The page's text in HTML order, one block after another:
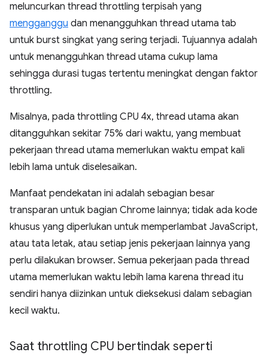
meluncurkan thread throttling terpisah yang
mengganggu dan menangguhkan thread utama tab
untuk burst singkat yang sering terjadi. Tujuannya adalah
untuk menangguhkan thread utama cukup lama
sehingga durasi tugas tertentu meningkat dengan faktor
throttling.
Misalnya, pada throttling CPU 4x, thread utama akan
ditangguhkan sekitar 75% dari waktu, yang membuat
pekerjaan thread utama memerlukan waktu empat kali
lebih lama untuk diselesaikan.
Manfaat pendekatan ini adalah sebagian besar
transparan untuk bagian Chrome lainnya; tidak ada kode
khusus yang diperlukan untuk memperlambat JavaScript,
atau tata letak, atau setiap jenis pekerjaan lainnya yang
perlu dilakukan browser. Semua pekerjaan pada thread
utama memerlukan waktu lebih lama karena thread itu
sendiri hanya diizinkan untuk dieksekusi dalam sebagian
kecil waktu.
Saat throttling CPU bertindak seperti